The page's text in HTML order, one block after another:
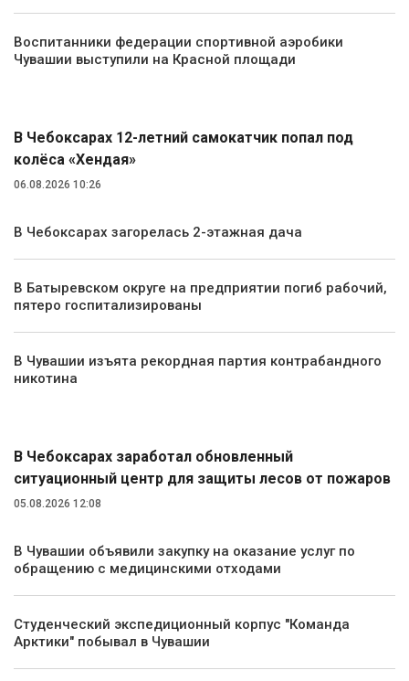
Воспитанники федерации спортивной аэробики
Чувашии выступили на Красной площади
В Чебоксарах 12-летний самокатчик попал под
колёса «Хендая»
06.08.2026 10:26
В Чебоксарах загорелась 2-этажная дача
В Батыревском округе на предприятии погиб рабочий,
пятеро госпитализированы
В Чувашии изъята рекордная партия контрабандного
никотина
В Чебоксарах заработал обновленный
ситуационный центр для защиты лесов от пожаров
05.08.2026 12:08
В Чувашии объявили закупку на оказание услуг по
обращению с медицинскими отходами
Студенческий экспедиционный корпус "Команда
Арктики" побывал в Чувашии